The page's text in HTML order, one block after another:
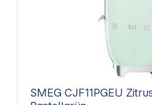
SMEG CJF11PGEU Zitruspresse